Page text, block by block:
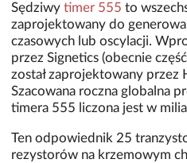
Sędziwy timer 555 to
zaprojektowany do
czasowych lub oscylacji.
przez Signetics (obecnie
został zaprojektowany przez
Szacowana roczna globalna
timera 555 liczona jest w
Ten odpowiednik 25
rezystorów na krzemowym